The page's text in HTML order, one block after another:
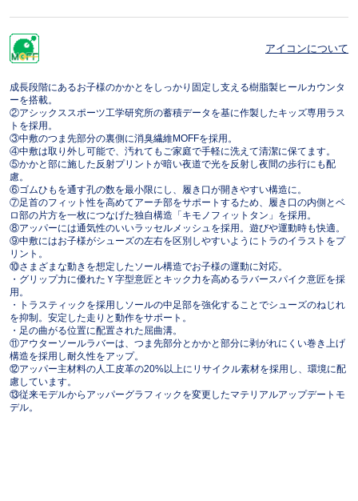
アイコンについて
成長段階にあるお子様のかかとをしっかり固定し支える樹脂製ヒールカウンタ
ーを搭載。
②アシックススポーツ工学研究所の蓄積データを基に作製したキッズ専用ラス
トを採用。
③中敷のつま先部分の裏側に消臭繊維MOFFを採用。
④中敷は取り外し可能で、汚れてもご家庭で手軽に洗えて清潔に保てます。
⑤かかと部に施した反射プリントが暗い夜道で光を反射し夜間の歩行にも配
慮。
⑥ゴムひもを通す孔の数を最小限にし、履き口が開きやすい構造に。
⑦足首のフィット性を高めてアーチ部をサポートするため、履き口の内側とベ
ロ部の片方を一枚につなげた独自構造「キモノフィットタン」を採用。
⑧アッパーには通気性のいいラッセルメッシュを採用。遊びや運動時も快適。
⑨中敷にはお子様がシューズの左右を区別しやすいようにトラのイラストをプ
リント。
⑩さまざまな動きを想定したソール構造でお子様の運動に対応。
・グリップ力に優れたＹ字型意匠とキック力を高めるラバースパイク意匠を採
用。
・トラスティックを採用しソールの中足部を強化することでシューズのねじれ
を抑制。安定した走りと動作をサポート。
・足の曲がる位置に配置された屈曲溝。
⑪アウターソールラバーは、つま先部分とかかと部分に剥がれにくい巻き上げ
構造を採用し耐久性をアップ。
⑫アッパー主材料の人工皮革の20%以上にリサイクル素材を採用し、環境に配
慮しています。
⑬従来モデルからアッパーグラフィックを変更したマテリアルアップデートモ
デル。